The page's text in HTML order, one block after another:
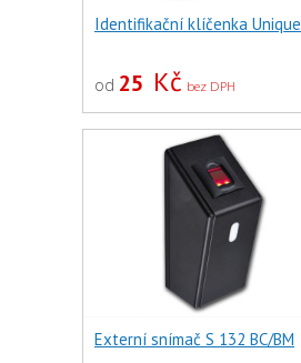
Identifikační klíčenka Unique
od 25 Kč bez DPH
Externí snímač S 132 BC/BM